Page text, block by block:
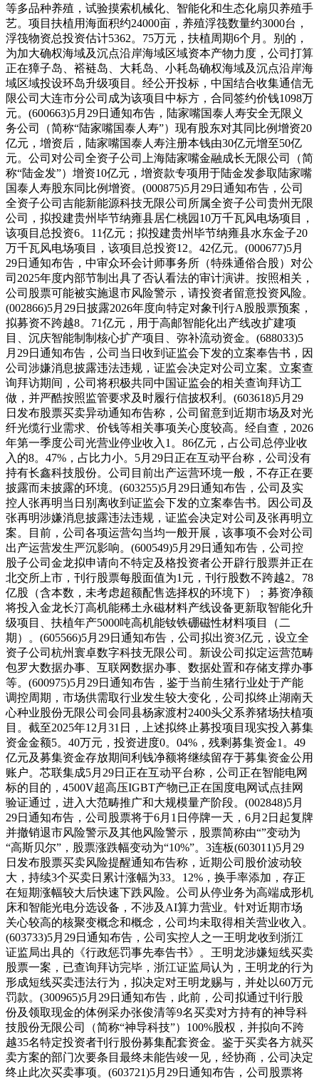
等多品种养殖，试验摸索机械化、智能化和生态化扇贝养殖手
艺。项目扶植用海面积约24000亩，养殖浮筏数量约3000台，
浮筏物资总投资估计5362。75万元，扶植周期6个月。别的，
为加大确权海域及沉点沿岸海域区域资本产物力度，公司打算
正在獐子岛、褡裢岛、大耗岛、小耗岛确权海域及沉点沿岸海
域区域投设环岛升级项目。经公开投标，中国结合收集通信无
限公司大连市分公司成为该项目中标方，合同签约价钱1098万
元。(600663)5月29日通知布告，陆家嘴国泰人寿安全无限义
务公司（简称“陆家嘴国泰人寿”）现有股东对其同比例增资20
亿元，增资后，陆家嘴国泰人寿注册本钱由30亿元增至50亿
元。公司对公司全资子公司上海陆家嘴金融成长无限公司（简
称“陆金发”）增资10亿元，增资款专项用于陆金发参取陆家嘴
国泰人寿股东同比例增资。(000875)5月29日通知布告，公司
全资子公司吉能新能源科技无限公司所属全资子公司贵州无限
公司，拟投建贵州毕节纳雍县居仁桃园10万千瓦风电场项目，
该项目总投资6。11亿元；拟投建贵州毕节纳雍县水东金子20
万千瓦风电场项目，该项目总投资12。42亿元。(000677)5月
29日通知布告，中审众环会计师事务所（特殊通俗合股）对公
司2025年度内部节制出具了否认看法的审计演讲。按照相关，
公司股票可能被实施退市风险警示，请投资者留意投资风险。
(002866)5月29日披露2026年度向特定对象刊行A股股票预案，
拟募资不跨越8。71亿元，用于高邮智能化出产线改扩建项
目、沉庆智能制制核心扩产项目、弥补流动资金。(688033)5
月29日通知布告，公司当日收到证监会下发的立案奉告书，因
公司涉嫌消息披露违法违规，证监会决定对公司立案。立案查
询拜访期间，公司将积极共同中国证监会的相关查询拜访工
做，并严酷按照监管要求及时履行信披权利。(603618)5月29
日发布股票买卖异动通知布告称，公司留意到近期市场及对光
纤光缆行业需求、价钱等相关事项关心度较高。经自查，2026
年第一季度公司光营业停业收入1。86亿元，占公司总停业收
入的8。47%，占比力小。5月29日正在互动平台称，公司没有
持有长鑫科技股份。公司目前出产运营环境一般，不存正在要
披露而未披露的环境。(603255)5月29日通知布告，公司及实
控人张再明当日别离收到证监会下发的立案奉告书。因公司及
张再明涉嫌消息披露违法违规，证监会决定对公司及张再明立
案。目前，公司各项运营勾当均一般开展，该事项不会对公司
出产运营发生严沉影响。(600549)5月29日通知布告，公司控
股子公司金龙拟申请向不特定及格投资者公开辟行股票并正在
北交所上市，刊行股票每股面值为1元，刊行股数不跨越2。78
亿股（含本数，未考虑超额配售选择权的环境下）；募资净额
将投入金龙长汀高机能稀土永磁材料产线设备更新取智能化升
级项目、扶植年产5000吨高机能钕铁硼磁性材料项目（二
期）。(605566)5月29日通知布告，公司拟出资3亿元，设立全
资子公司杭州寰卓数字科技无限公司。新设公司拟定运营范畴
包罗大数据办事、互联网数据办事、数据处置和存储支撑办事
等。(600975)5月29日通知布告，鉴于当前生猪行业处于产能
调控周期，市场供需取行业发生较大变化，公司拟终止湖南天
心种业股份无限公司会同县杨家渡村2400头父系养猪场扶植项
目。截至2025年12月31日，上述拟终止募投项目现实投入募集
资金金额5。40万元，投资进度0。04%，残剩募集资金1。49
亿元及募集资金存放期间利钱净额将继续留存于募集资金公用
账户。芯联集成5月29日正在互动平台称，公司正在智能电网
标的目的，4500V超高压IGBT产物已正在国度电网试点挂网
验证通过，进入大范畴推广和大规模量产阶段。(002848)5月
29日通知布告，公司股票将于6月1日停牌一天，6月2日起复牌
并撤销退市风险警示及其他风险警示，股票简称由“”变动为
“高斯贝尔”，股票涨跌幅变动为“10%”。3连板(603011)5月29
日发布股票买卖风险提醒通知布告称，近期公司股价波动较
大，持续3个买卖日累计涨幅为33。12%，换手率添加，存正
在短期涨幅较大后快速下跌风险。公司从停业务为高端成形机
床和智能光电分选设备，不涉及AI算力营业。针对近期市场
关心较高的核聚变概念和概念，公司均未取得相关营业收入。
(603733)5月29日通知布告，公司实控人之一王明龙收到浙江
证监局出具的《行政惩罚事先奉告书》。王明龙涉嫌短线买卖
股票一案，已查询拜访完毕，浙江证监局认为，王明龙的行为
形成短线买卖违法行为，拟决定对王明龙赐与，并处以60万元
罚款。(300965)5月29日通知布告，此前，公司拟通过刊行股
份及领取现金的体例采办张俊清等9名买卖对方持有的神导科
技股份无限公司（简称“神导科技”）100%股权，并拟向不跨
越35名特定投资者刊行股份募集配套资金。鉴于买卖各方就买
卖方案的部门次要条目最终未能告竣一见，经协商，公司决定
终止此次买卖事项。(603721)5月29日通知布告，公司股票将